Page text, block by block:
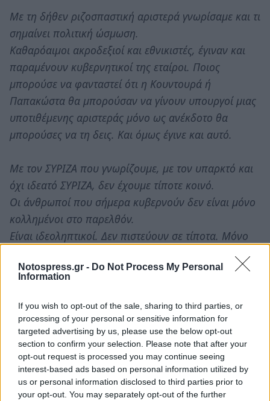
Notospress.gr - Do Not Process My Personal
Information
If you wish to opt-out of the sale, sharing to third parties, or
processing of your personal or sensitive information for
targeted advertising by us, please use the below opt-out
section to confirm your selection. Please note that after your
opt-out request is processed you may continue seeing
interest-based ads based on personal information utilized by
us or personal information disclosed to third parties prior to
your opt-out. You may separately opt-out of the further
Με τη δήθεν ριζοσπαστική αριστερά γνωρίσαμε και τι
σημαίνει πολιτική ώσμωση.
Καθαρόαιμοι ακροδεξιοί και εθνικιστές, έγιναν και
παραμένουν κυβερνητικοί της εταίροι. Ποιος
μπορούσε να φανταστεί ότι η Κουντουρά ή
Παπακώστα θα μπορούσαν να γίνουν υπουργοί μιας
υποτιθέμενης αριστεράς μόνο ως ανέκδοτο θα
μπορούσες να τη δεις. Και όμως έγινε και αυτό.
Με τον ΣΥΡΙΖΑ που γνωρίζουμε, με τον υπαρκτό και
όχι ιδεατό ΣΥΡΙΖΑ, δεν έχουμε τίποτε κοινό.
Οι άνθρωποί που σήμερα κυβερνούν δεν είναι μόνο
κολλημένοι στο παρελθόν.
Είναι ιδεοληπτικοί. Δεν πιστεύουν σε τίποτα. Μόνο
στον μικρόκοσμό του υπάρχει.
Ως εκ τούτου, το μήνυμα που πρέπει να εκπέμψει το
Συνέδριό μας είναι ότι δεν έχουμε και δεν θα έχουμε
στο μέλλον την οποιαδήποτε ανταπόκριση στα
προσωπικά του σχέδια.